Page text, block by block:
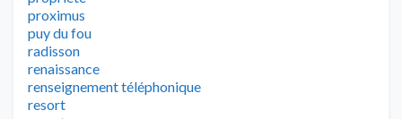
proximus
puy du fou
radisson
renaissance
renseignement téléphonique
resort